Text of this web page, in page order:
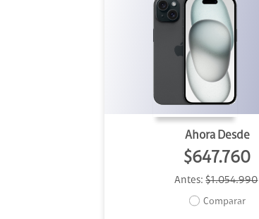
Ahora Desde
$647.760
Antes:$1.054.990
Comparar